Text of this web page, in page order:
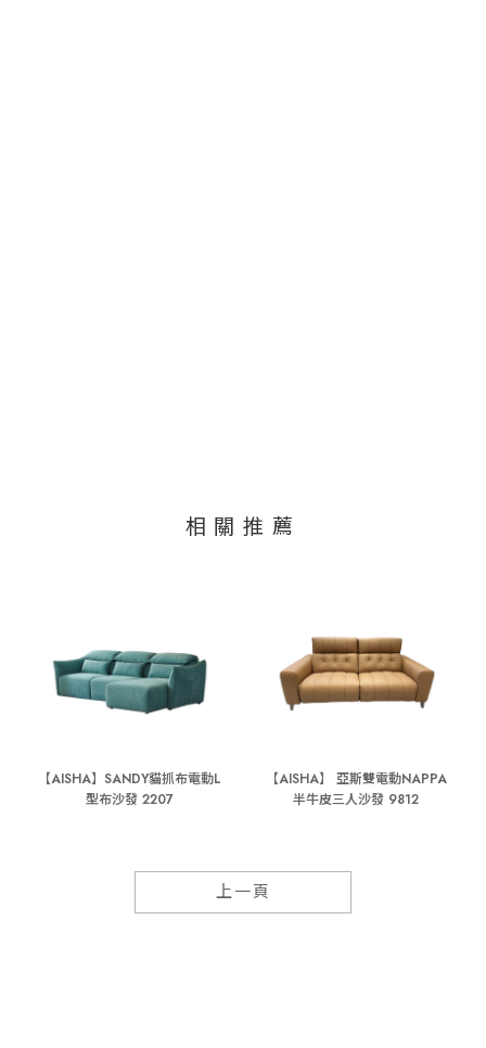
【AISHA】SANDY貓抓布電動L
型布沙發 2207
【AISHA】 亞斯雙電動NAPPA
半牛皮三人沙發 9812
上一頁